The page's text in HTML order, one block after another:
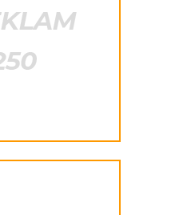
"Aston Villa"ya keçir
komandadakı